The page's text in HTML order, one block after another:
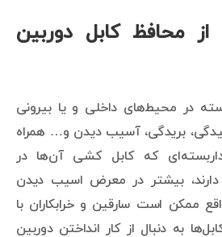
از محافظ کابل دوربین
در محیط‌های داخلی و یا بیرونی
بریدگی، آسیب دیدن و… همراه
که کابل کشی آن‌ها در
دارند، بیشتر در معرض اسیب دیدن
ممکن است سارقین و خرابکاران با
به دنبال از کار انداختن دوربین